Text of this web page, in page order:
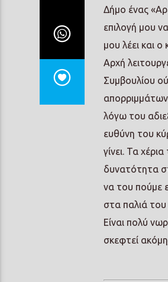
Δήμο ένας
επιλογή μου
μου λέει και
Αρχή
Συμβουλίου
απορριμμάτων
λόγω του
ευθύνη του
γίνει. Τα
δυνατότητα
να του πούμε
στα παλιά
Είναι πολύ
σκεφτεί